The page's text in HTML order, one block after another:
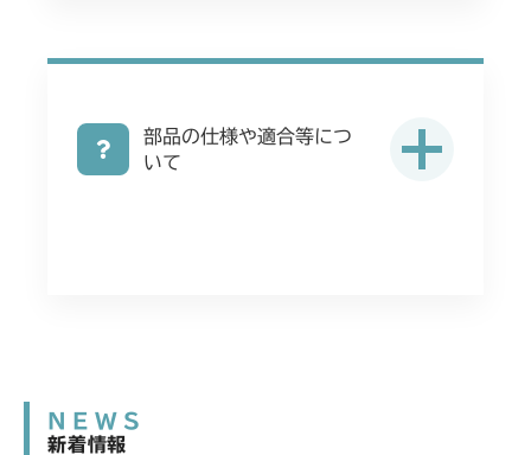
部品の仕様や適合等につ
いて
NEWS
新着情報